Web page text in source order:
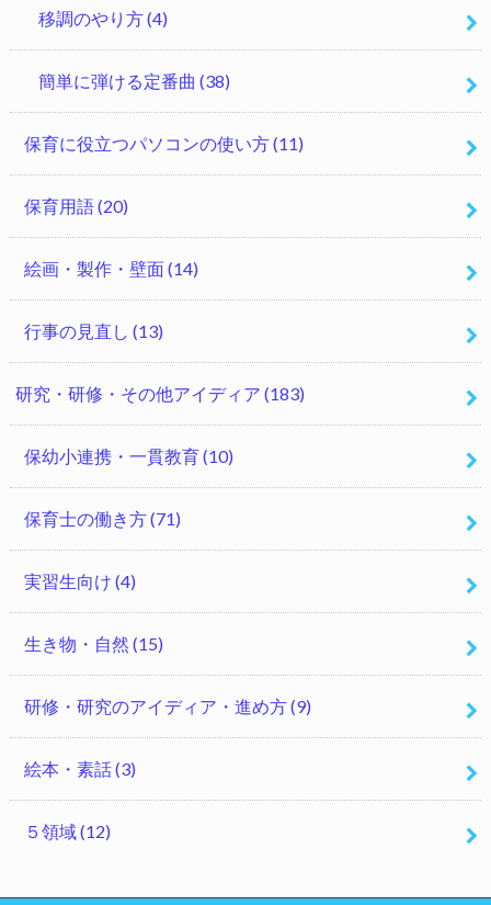
移調のやり方(4)
簡単に弾ける定番曲 (38)
保育に役立つパソコンの使い方(11)
保育用語(20)
絵画・製作・壁面(14)
行事の見直し (13)
研究・研修・その他アイディア (183)
保幼小連携・一貫教育(10)
保育士の働き方(71)
実習生向け (4)
生き物・自然 (15)
研修・研究のアイディア・進め方(9)
絵本・素話(3)
５領域(12)